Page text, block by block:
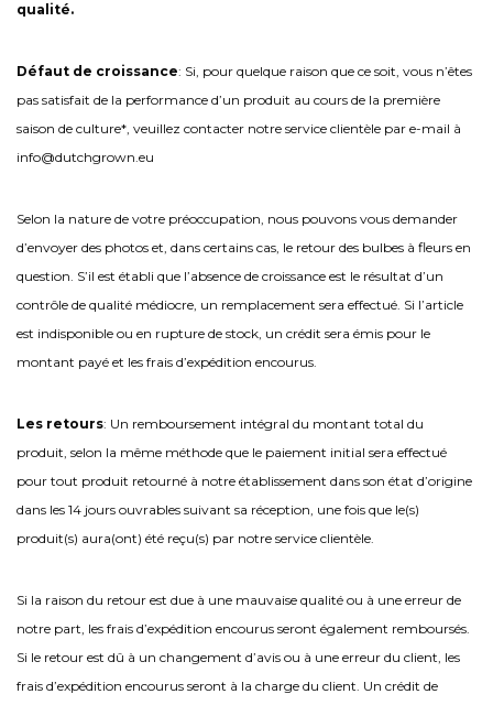
qualité.
Défaut de croissance: Si, pour quelque raison que ce soit, vous n’êtes
pas satisfait de la performance d’un produit au cours de la première
saison de culture*, veuillez contacter notre service clientèle par e-mail à
info@dutchgrown.eu
Selon la nature de votre préoccupation, nous pouvons vous demander
d’envoyer des photos et, dans certains cas, le retour des bulbes à fleurs en
question. S’il est établi que l’absence de croissance est le résultat d’un
contrôle de qualité médiocre, un remplacement sera effectué. Si l’article
est indisponible ou en rupture de stock, un crédit sera émis pour le
montant payé et les frais d’expédition encourus.
Les retours: Un remboursement intégral du montant total du
produit, selon la même méthode que le paiement initial sera effectué
pour tout produit retourné à notre établissement dans son état d’origine
dans les 14 jours ouvrables suivant sa réception, une fois que le(s)
produit(s) aura(ont) été reçu(s) par notre service clientèle.
Si la raison du retour est due à une mauvaise qualité ou à une erreur de
notre part, les frais d’expédition encourus seront également remboursés.
Si le retour est dû à un changement d’avis ou à une erreur du client, les
frais d’expédition encourus seront à la charge du client. Un crédit de